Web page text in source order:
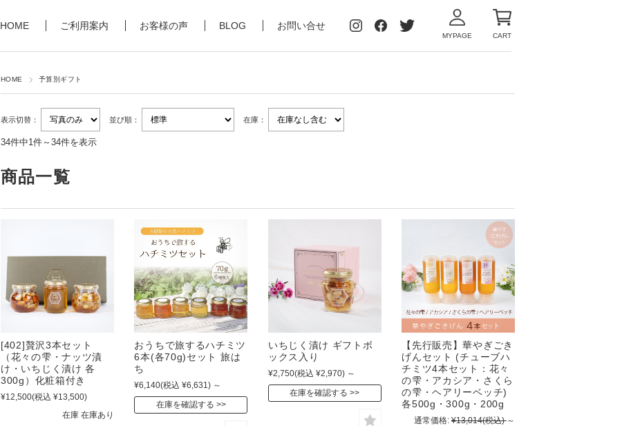
HOME ご利用案内 お客様の声 BLOG お問い合せ
MYPAGE CART
HOME 予算別ギフト
表示切替： 並び順： 在庫：
34件中1件～34件を表示
商品一覧
[402]贅沢3本セット
（花々の雫・ナッツ漬
け・いちじく漬け 各
300g）化粧箱付き
¥12,500(税込 ¥13,500)
在庫 在庫あり
おうちで旅するハチミツ
6本(各70g)セット 旅は
ち
¥6,140(税込 ¥6,631) ～
在庫を確認する
いちじく漬け ギフトボ
ックス入り
¥2,750(税込 ¥2,970) ～
在庫を確認する
【先行販売】華やぎごき
げんセット (チューブハ
チミツ4本セット：花々
の雫・アカシア・さくら
の雫・ヘアリーベッチ)
各500g・300g・200g
通常価格: ¥13,014(税込) ～